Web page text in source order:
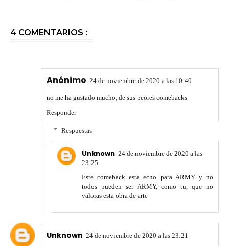
4 COMENTARIOS :
Anónimo 24 de noviembre de 2020 a las 10:40
no me ha gustado mucho, de sus peores comebacks
Responder
Respuestas
Unknown 24 de noviembre de 2020 a las
23:25
Este comeback esta echo para ARMY y no
todos pueden ser ARMY, como tu, que no
valoras esta obra de arte
Unknown 24 de noviembre de 2020 a las 23:21